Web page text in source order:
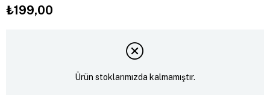
₺199,00
Ürün stoklarımızda kalmamıştır.